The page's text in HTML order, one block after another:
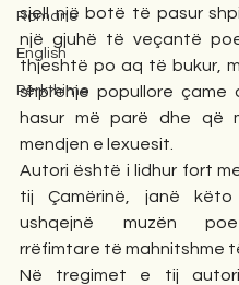
Romane
English
Përkthime
sjell një botë të pasur
një gjuhë të veçantë
thjeshtë po aq të bukur,
shprehje popullore çame
hasur më parë dhe që
mendjen e lexuesit.
Autori është i lidhur fort
tij Çamërinë, janë
ushqejnë muzën
rrëfimtare të mahnitshme
Në tregimet e tij